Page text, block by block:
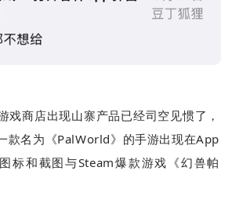
戏商店出现山寨产品已经司空见惯了，
款名为《PalWorld》的手游出现在App
标和截图与Steam爆款游戏《幻兽帕